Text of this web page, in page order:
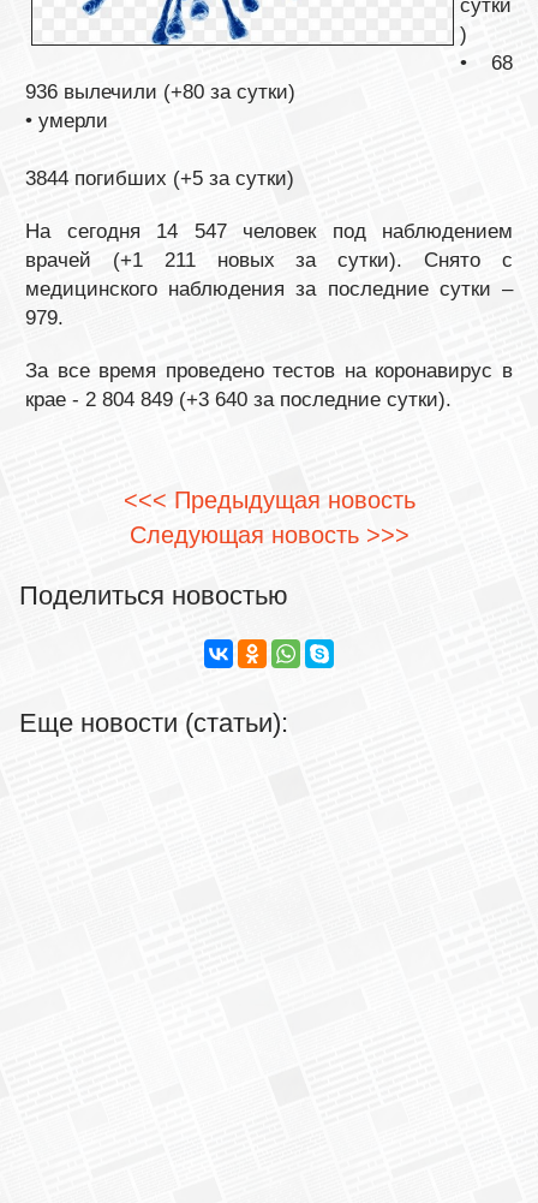
сутки
)
• 68
936 вылечили (+80 за сутки)
• умерли
3844 погибших (+5 за сутки)
На сегодня 14 547 человек под наблюдением
врачей (+1 211 новых за сутки). Снято с
медицинского наблюдения за последние сутки –
979.
За все время проведено тестов на коронавирус в
крае - 2 804 849 (+3 640 за последние сутки).
<<< Предыдущая новость
Следующая новость >>>
Поделиться новостью
Еще новости (статьи):